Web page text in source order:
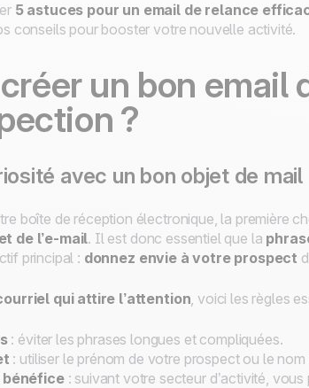
5 astuces pour un email de relance
conseils pour booster votre nouvelle activité.
un bon email
?
avec un bon objet de mail
boîte de réception électronique, la première
de l’e-mail. Il est donc essentiel que la
principal : donnez envie à votre prospect
qui attire l’attention, voici les règles
: éviter les phrases longues et compliquées.
: utiliser le prénom de votre prospect ou le
bénéfice: suivant votre secteur d’activité,